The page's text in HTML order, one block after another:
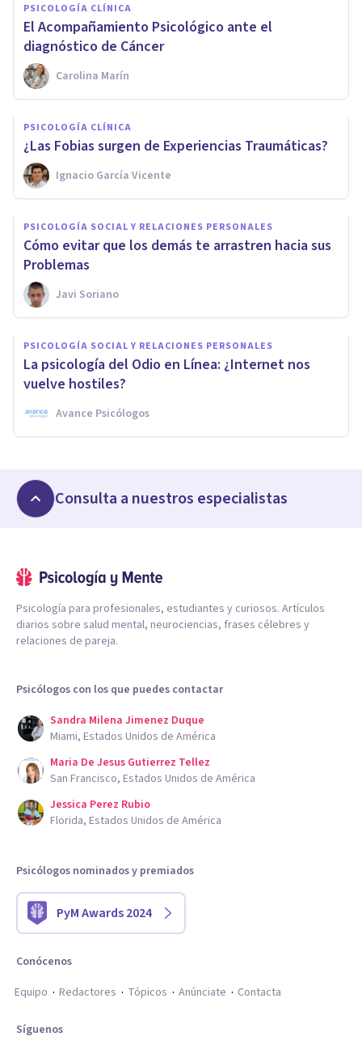
PSICOLOGÍA CLÍNICA
El Acompañamiento Psicológico ante el
diagnóstico de Cáncer
Carolina Marín
PSICOLOGÍA CLÍNICA
¿Las Fobias surgen de Experiencias Traumáticas?
Ignacio García Vicente
PSICOLOGÍA SOCIAL Y RELACIONES PERSONALES
Cómo evitar que los demás te arrastren hacia sus
Problemas
Javi Soriano
PSICOLOGÍA SOCIAL Y RELACIONES PERSONALES
La psicología del Odio en Línea: ¿Internet nos
vuelve hostiles?
Avance Psicólogos
Consulta a nuestros especialistas
Psicología para profesionales, estudiantes y curiosos. Artículos
diarios sobre salud mental, neurociencias, frases célebres y
relaciones de pareja.
Psicólogos con los que puedes contactar
Sandra Milena Jimenez Duque
Miami, Estados Unidos de América
Maria De Jesus Gutierrez Tellez
San Francisco, Estados Unidos de América
Jessica Perez Rubio
Florida, Estados Unidos de América
Psicólogos nominados y premiados
PyM Awards 2024
Conócenos
Equipo
Redactores Tópicos Anúnciate Contacta
Síguenos